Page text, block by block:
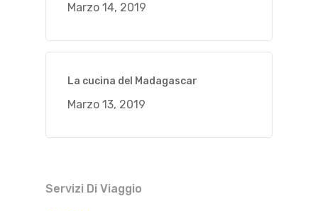
Marzo 14, 2019
La cucina del Madagascar
Marzo 13, 2019
Servizi Di Viaggio